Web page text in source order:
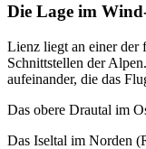
Die Lage im
Lienz liegt an einer der
Schnittstellen der
aufeinander, die das
Das obere Drautal im
Das Iseltal im Norden